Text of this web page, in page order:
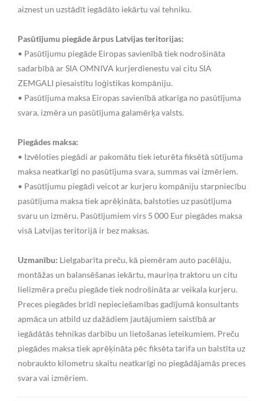
aiznest un uzstādīt iegādāto iekārtu vai tehniku.
Pasūtījumu piegāde ārpus Latvijas teritorijas:
• Pasūtījumu piegāde Eiropas savienībā tiek nodrošināta
sadarbībā ar SIA OMNIVA kurjerdienestu vai citu SIA
ZEMGALI piesaistītu loģistikas kompāniju.
• Pasūtījuma maksa Eiropas savienībā atkarīga no pasūtījuma
svara, izmēra un pasūtījuma galamērķa valsts.
Piegādes maksa:
• Izvēloties piegādi ar pakomātu tiek ieturēta fiksētā sūtījuma
maksa neatkarīgi no pasūtījuma svara, summas vai izmēriem.
• Pasūtījumu piegādi veicot ar kurjeru kompāniju starpniecību
pasūtījuma maksa tiek aprēķināta, balstoties uz pasūtījuma
svaru un izmēru. Pasūtījumiem virs 5 000 Eur piegādes maksa
visā Latvijas teritorijā ir bez maksas.
Uzmanību: Lielgabarīta preču, kā piemēram auto pacēlāju,
montāžas un balansēšanas iekārtu, mauriņa traktoru un citu
lielizmēra preču piegāde tiek nodrošināta ar veikala kurjeru.
Preces piegādes brīdī nepieciešamības gadījumā konsultants
apmāca un atbild uz dažādiem jautājumiem saistībā ar
iegādātās tehnikas darbību un lietošanas ieteikumiem. Preču
piegādes maksa tiek aprēķināta pēc fiksēta tarifa un balstīta uz
nobraukto kilometru skaitu neatkarīgi no piegādājamās preces
svara vai izmēriem.